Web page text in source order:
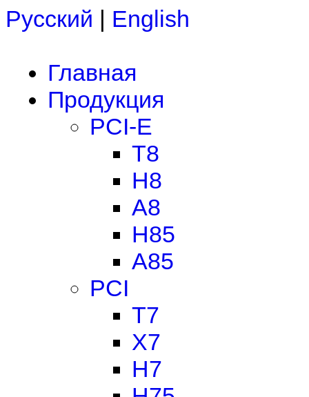
Русский | English
Главная
Продукция
PCI-E
T8
H8
A8
H85
A85
PCI
T7
X7
H7